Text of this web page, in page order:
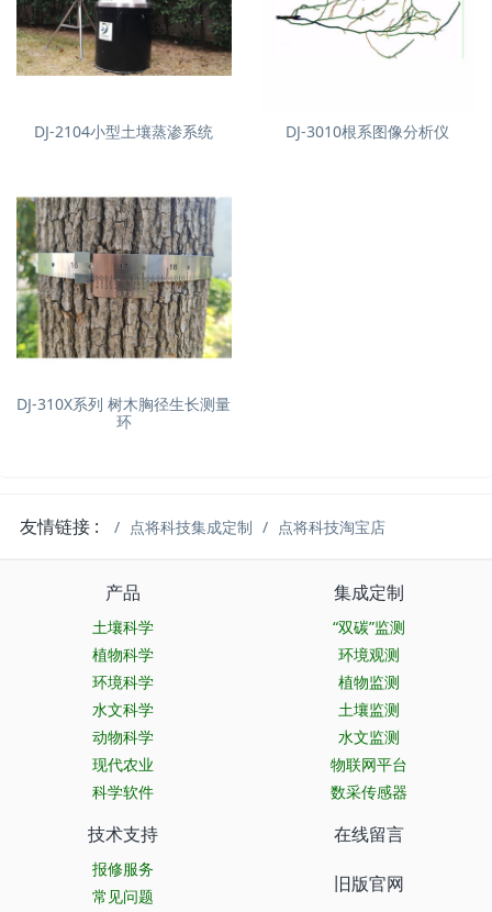
DJ-2104小型土壤蒸渗系统 DJ-3010根系图像分析仪
DJ-310X系列 树木胸径生长测量
环
友情链接 : 点将科技集成定制 点将科技淘宝店
产品
土壤科学
植物科学
环境科学
水文科学
动物科学
现代农业
科学软件
集成定制
“双碳”监测
环境观测
植物监测
土壤监测
水文监测
物联网平台
数采传感器
技术支持
报修服务
常见问题
在线留言
旧版官网